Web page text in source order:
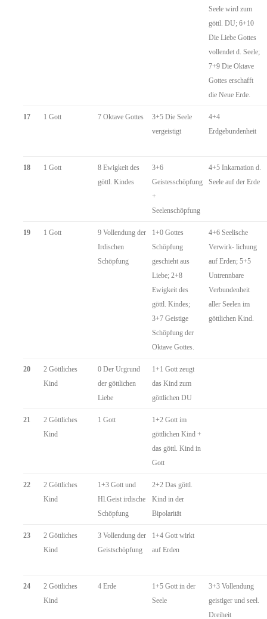
Seele wird zum
göttl. DU; 6+10
Die Liebe Gottes
vollendet d. Seele;
7+9 Die Oktave
Gottes erschafft
die Neue Erde.
17 1 Gott 7 Oktave Gottes
3+5 Die Seele
vergeistigt
4+4
Erdgebundenheit
18 1 Gott
8 Ewigkeit des
göttl. Kindes
3+6
Geistesschöpfung
+
Seelenschöpfung
4+5 Inkarnation d.
Seele auf der Erde
19 1 Gott
9 Vollendung der
Irdischen
Schöpfung
1+0 Gottes
Schöpfung
geschieht aus
Liebe; 2+8
Ewigkeit des
göttl. Kindes;
3+7 Geistige
Schöpfung der
Oktave Gottes.
4+6 Seelische
Verwirk- lichung
auf Erden; 5+5
Untrennbare
Verbundenheit
aller Seelen im
göttlichen Kind.
20
2 Göttliches
Kind
0 Der Urgrund
der göttlichen
Liebe
1+1 Gott zeugt
das Kind zum
göttlichen DU
21
2 Göttliches
Kind
1 Gott
1+2 Gott im
göttlichen Kind +
das göttl. Kind in
Gott
22
2 Göttliches
Kind
1+3 Gott und
Hl.Geist irdische
Schöpfung
2+2 Das göttl.
Kind in der
Bipolarität
23
2 Göttliches
Kind
3 Vollendung der
Geistschöpfung
1+4 Gott wirkt
auf Erden
24
2 Göttliches
Kind
4 Erde
1+5 Gott in der
Seele
3+3 Vollendung
geistiger und seel.
Dreiheit